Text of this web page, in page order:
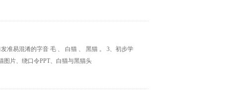
准易混淆的字音 毛 、 白猫 、 黑猫 。 3、初步学
图片、绕口令PPT、白猫与黑猫头